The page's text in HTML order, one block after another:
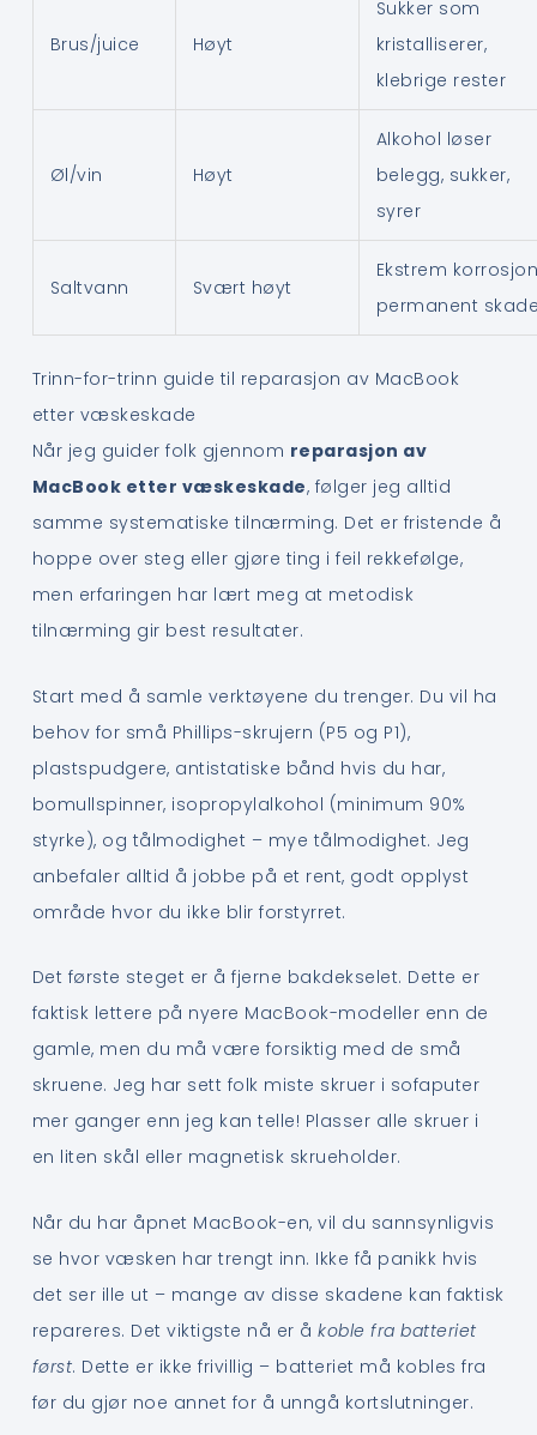
Brus/juice Høyt
Sukker som
kristalliserer,
klebrige rester
Øl/vin Høyt
Alkohol løser
belegg, sukker,
syrer
Saltvann Svært høyt
Ekstrem
permanent
Trinn-for-trinn guide til reparasjon av MacBook
etter væskeskade
Når jeg guider folk gjennom reparasjon av
MacBook etter væskeskade, følger jeg alltid
samme systematiske tilnærming. Det er fristende å
hoppe over steg eller gjøre ting i feil rekkefølge,
men erfaringen har lært meg at metodisk
tilnærming gir best resultater.
Start med å samle verktøyene du trenger. Du vil ha
behov for små Phillips-skrujern (P5 og P1),
plastspudgere, antistatiske bånd hvis du har,
bomullspinner, isopropylalkohol (minimum 90%
styrke), og tålmodighet – mye tålmodighet. Jeg
anbefaler alltid å jobbe på et rent, godt opplyst
område hvor du ikke blir forstyrret.
Det første steget er å fjerne bakdekselet. Dette er
faktisk lettere på nyere MacBook-modeller enn de
gamle, men du må være forsiktig med de små
skruene. Jeg har sett folk miste skruer i sofaputer
mer ganger enn jeg kan telle! Plasser alle skruer i
en liten skål eller magnetisk skrueholder.
Når du har åpnet MacBook-en, vil du sannsynligvis
se hvor væsken har trengt inn. Ikke få panikk hvis
det ser ille ut – mange av disse skadene kan faktisk
repareres. Det viktigste nå er åkoble fra batteriet
først. Dette er ikke frivillig – batteriet må kobles fra
før du gjør noe annet for å unngå kortslutninger.